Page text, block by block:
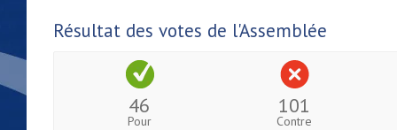
Résultat des votes de l'Assemblée
46
Pour
101
Contre